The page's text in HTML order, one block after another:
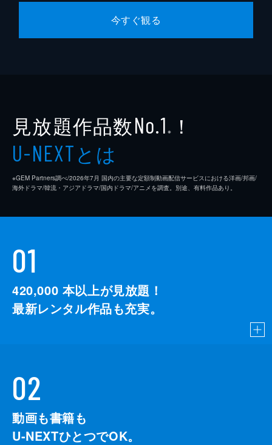
今すぐ観る
見放題作品数No.1 ※ ！
U-NEXTとは
※GEM Partners調べ/2026年7⽉ 国内の主要な定額制動画配信サービスにおける洋画/邦画/
海外ドラマ/韓流・アジアドラマ/国内ドラマ/アニメを調査。別途、有料作品あり。
01
420,000 本以上が見放題！
最新レンタル作品も充実。
02
動画も書籍も
U-NEXTひとつでOK。